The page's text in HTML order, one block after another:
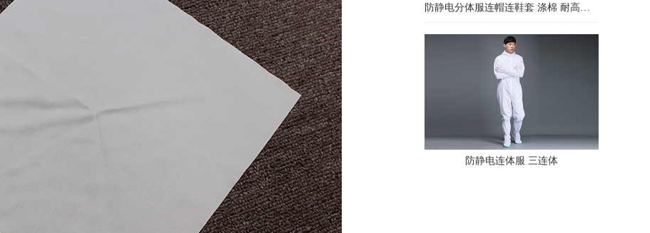
防静电分体服连帽连鞋套 涤棉 耐高温洁净内服 百级无尘服 防尘服
防静电连体服 三连体